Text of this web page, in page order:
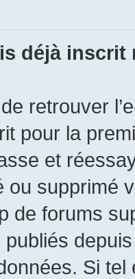
déjà
retrouver
pour la
et
ou supprimé
de forums
publiés
Si